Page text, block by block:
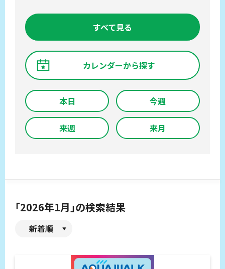
すべて見る
カレンダーから探す
本日 今週
来週 来月
「2026年1月」の検索結果
新着順